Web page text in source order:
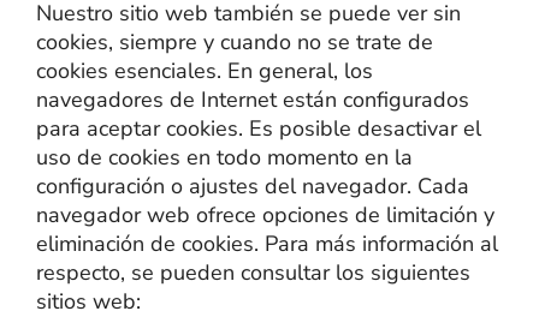
Nuestro sitio web también se puede ver sin
cookies, siempre y cuando no se trate de
cookies esenciales. En general, los
navegadores de Internet están configurados
para aceptar cookies. Es posible desactivar el
uso de cookies en todo momento en la
configuración o ajustes del navegador. Cada
navegador web ofrece opciones de limitación y
eliminación de cookies. Para más información al
respecto, se pueden consultar los siguientes
sitios web: